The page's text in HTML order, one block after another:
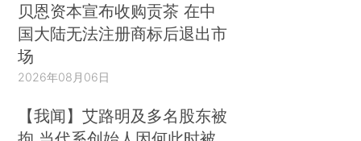
贝恩资本宣布收购贡茶 在中
国大陆无法注册商标后退出市
场
2026年08月06日
【我闻】艾路明及多名股东被